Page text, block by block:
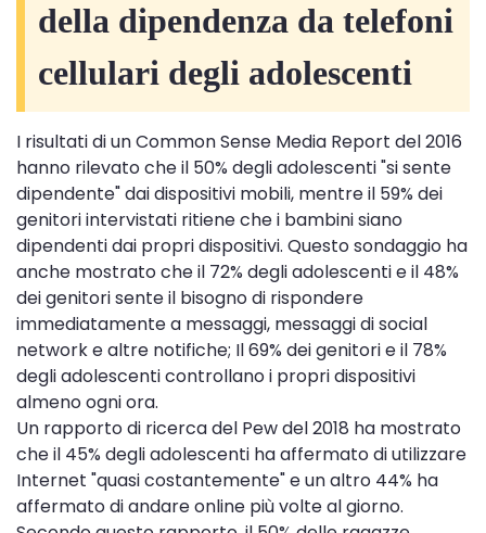
della dipendenza da telefoni
cellulari degli adolescenti
I risultati di un Common Sense Media Report del 2016
hanno rilevato che il 50% degli adolescenti "si sente
dipendente" dai dispositivi mobili, mentre il 59% dei
genitori intervistati ritiene che i bambini siano
dipendenti dai propri dispositivi. Questo sondaggio ha
anche mostrato che il 72% degli adolescenti e il 48%
dei genitori sente il bisogno di rispondere
immediatamente a messaggi, messaggi di social
network e altre notifiche; Il 69% dei genitori e il 78%
degli adolescenti controllano i propri dispositivi
almeno ogni ora.
Un rapporto di ricerca del Pew del 2018 ha mostrato
che il 45% degli adolescenti ha affermato di utilizzare
Internet "quasi costantemente" e un altro 44% ha
affermato di andare online più volte al giorno.